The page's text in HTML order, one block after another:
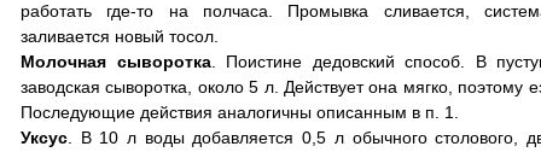
работать где-то на полчаса. Промывка сливается,
заливается новый тосол.
Молочная сыворотка. Поистине дедовский способ. В
заводская сыворотка, около 5 л. Действует она мягко, поэтому
Последующие действия аналогичны описанным в п. 1.
Уксус . В 10 л воды добавляется 0,5 л обычного столового,